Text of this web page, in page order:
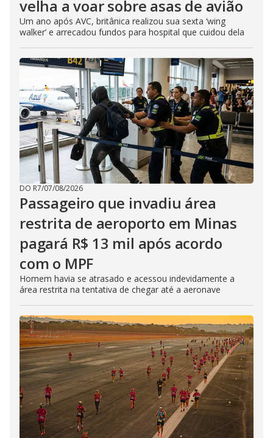
velha a voar sobre asas de avião
Um ano após AVC, britânica realizou sua sexta ‘wing
walker’ e arrecadou fundos para hospital que cuidou dela
DO R7/07/08/2026
Passageiro que invadiu área
restrita de aeroporto em Minas
pagará R$ 13 mil após acordo
com o MPF
Homem havia se atrasado e acessou indevidamente a
área restrita na tentativa de chegar até a aeronave